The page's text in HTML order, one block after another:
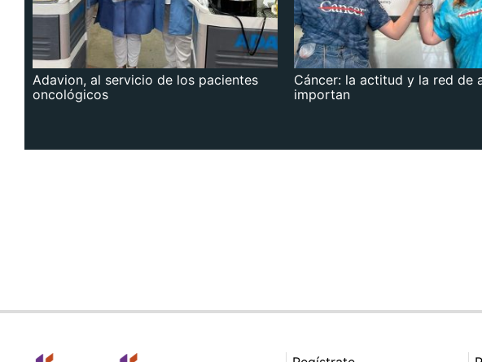
Adavion, al servicio de los pacientes
oncológicos
Cáncer: la actitud y la red de
importan